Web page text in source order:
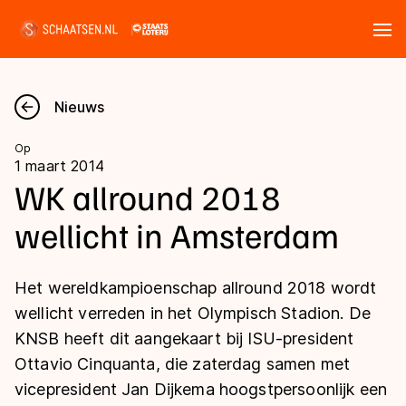
Nieuws
Kalender
Disciplines
Langebaan
Shorttrack
Inlineskaten
Uitslagen
Langebaan
Shorttrack
Marathon
Tijden & historie
Ranglijsten Langebaan
Nieuws
Op
1 maart 2014
WK allround 2018
wellicht in Amsterdam
Het wereldkampioenschap allround 2018 wordt
wellicht verreden in het Olympisch Stadion. De
KNSB heeft dit aangekaart bij ISU-president
Ottavio Cinquanta, die zaterdag samen met
vicepresident Jan Dijkema hoogstpersoonlijk een